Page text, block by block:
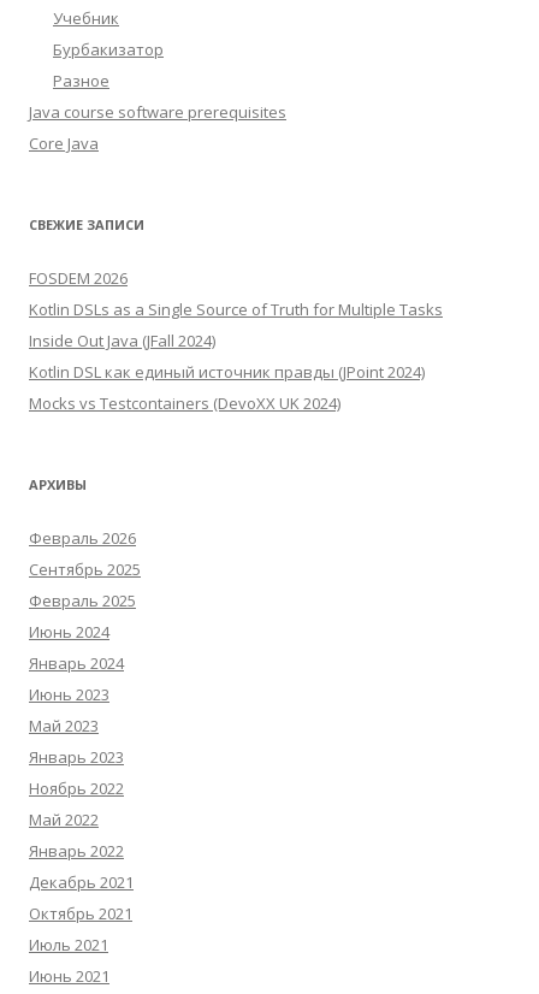
Учебник
Бурбакизатор
Разное
Java course software prerequisites
Core Java
СВЕЖИЕ ЗАПИСИ
FOSDEM 2026
Kotlin DSLs as a Single Source of Truth for Multiple Tasks
Inside Out Java (JFall 2024)
Kotlin DSL как единый источник правды (JPoint 2024)
Mocks vs Testcontainers (DevoXX UK 2024)
АРХИВЫ
Февраль 2026
Сентябрь 2025
Февраль 2025
Июнь 2024
Январь 2024
Июнь 2023
Май 2023
Январь 2023
Ноябрь 2022
Май 2022
Январь 2022
Декабрь 2021
Октябрь 2021
Июль 2021
Июнь 2021